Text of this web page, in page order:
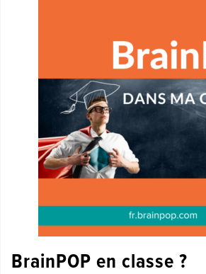
BrainPOP en classe ?